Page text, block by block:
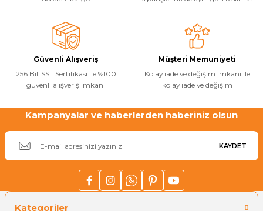
Güvenli Alışveriş
256 Bit SSL Sertifikası ile %100
güvenli alışveriş imkanı
Müşteri Memuniyeti
Kolay iade ve değişim imkanı ile
kolay iade ve değişim
Kampanyalar ve haberlerden haberiniz olsun
KAYDET
Kategoriler